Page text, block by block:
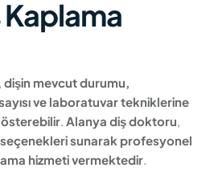
dişin mevcut durumu,
ve laboratuvar tekniklerine
. Alanya diş doktoru,
sunarak profesyonel
hizmeti vermektedir.